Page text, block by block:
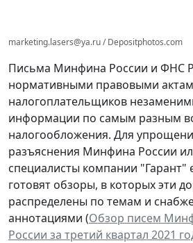
marketing.lasers@ya.ru / Depositphotos.com
Письма Минфина России и ФНС
нормативными правовыми
налогоплательщиков
информации по самым разным
налогообложения. Для
разъяснения Минфина России
специалисты компании "Гарант"
готовят обзоры, в которых эти
распределены по темам и
аннотациями (Обзор писем
России за третий квартал 2021